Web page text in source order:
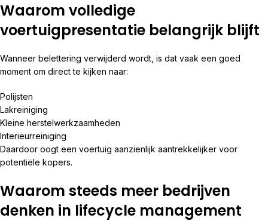
Waarom volledige
voertuigpresentatie belangrijk blijft
Wanneer belettering verwijderd wordt, is dat vaak een goed
moment om direct te kijken naar:
Polijsten
Lakreiniging
Kleine herstelwerkzaamheden
Interieurreiniging
Daardoor oogt een voertuig aanzienlijk aantrekkelijker voor
potentiële kopers.
Waarom steeds meer bedrijven
denken in lifecycle management